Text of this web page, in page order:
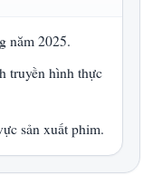
năm 2025.
truyền hình thực
sản xuất phim.